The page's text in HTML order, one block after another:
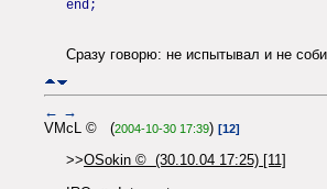
end;
Сразу говорю: не испытывал и не
← →
VMcL © (2004-10-30 17:39) [12]
>>OSokin © (30.10.04 17:25) [11]